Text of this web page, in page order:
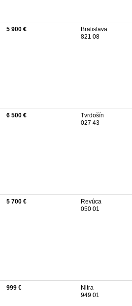
5 900 €
Bratislava
821 08
6 500 €
Tvrdošín
027 43
5 700 €
Revúca
050 01
999 €
Nitra
949 01